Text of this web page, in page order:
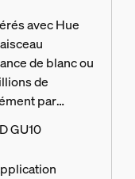
avec Hue
de blanc ou
de
par
le avec un
des
GU10